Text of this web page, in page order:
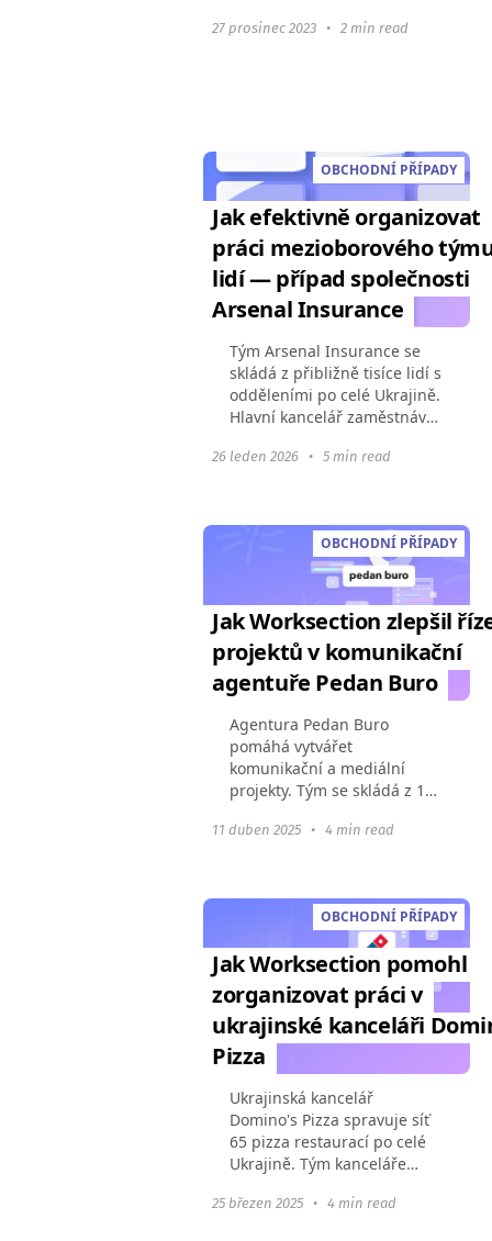
Worksection vytvářením
27 prosinec 2023 • 2 min read
OBCHODNÍ PŘÍPADY
Jak efektivně organizovat
práci mezioborového
lidí — případ společnosti
Arsenal Insurance
Tým Arsenal Insurance se
skládá z přibližně tisíce lidí s
odděleními po celé Ukrajině.
Hlavní kancelář zaměstnává
10 odděleních — včetně
26 leden 2026 • 5 min read
OBCHODNÍ PŘÍPADY
Jak Worksection zlepšil
projektů v komunikační
agentuře Pedan Buro
Agentura Pedan Buro
pomáhá vytvářet
komunikační a mediální
projekty. Tým se skládá z 15
dodavatelů. Kromě
sociální iniciativy...
11 duben 2025 • 4 min read
OBCHODNÍ PŘÍPADY
Jak Worksection pomohl
zorganizovat práci v
ukrajinské kanceláři
Pizza
Ukrajinská kancelář
Domino's Pizza spravuje síť
65 pizza restaurací po celé
Ukrajině. Tým kanceláře
kampaně, IT, HR a provozní
25 březen 2025 • 4 min read